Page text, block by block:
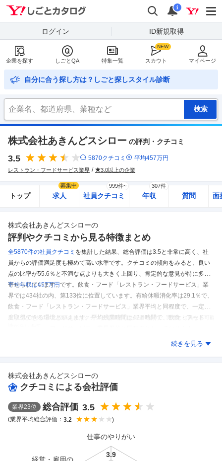
検索
通知
i
ログイン ID新規取得
企業を探す しごとQA 特集一覧 スカウト マイページ
自分に合う探し方は？しごと探しスタイル診断
株式会社あきんどスシロー の評判・クチコミ
3.5 5870クチコミ 平均457万円
レストラン・フードサービス業界 3.0以上の企業
トップ 求人
募集中
社員クチコミ
999件~
年収
307件
質問 面
株式会社あきんどスシローの
評判やクチコミから見る特徴まとめ
全5870件の社員クチコミ を集計した結果、 総合評価は3.5と非常に高く、社
員からの評価満足度も極めて高い水準です。 クチコミの傾向をみると、良い
点の比率が55.6％と不満な点よりも大きく上回り、肯定的な意見が特に多く
寄せられています。
平均年収は457万円です。 飲食・フード「レストラン・フードサービス」業
界では434社の内、第133位に位置しています。 有給休暇消化率は29.1％で、
飲食・フード「レストラン・フードサービス」業界平均と同程度で、一定程
度取得できる環境といえます。 平均残業時間は42.5時間で、飲食・フード
※しごとカタログに投稿されたクチコミを集計した結果であり、実際とは異なる可能
続きを見る
株式会社あきんどスシローの
クチコミによる会社評価
業界23位 総合評価 3.5
(業界平均総合評価： 3.2 )
仕事のやりがい